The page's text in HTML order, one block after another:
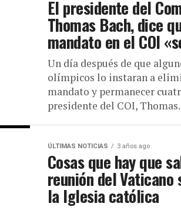
de
los
por
bombardearon más de
hutíes respaldados por Irán
El presidente del
Thomas Bach, dice
mandato en el COI
Un día después de que
olímpicos lo instaran a
mandato y permanecer
presidente del COI,
ÚLTIMAS NOTICIAS 3 años ago
Cosas que hay que
reunión del
la Iglesia católica